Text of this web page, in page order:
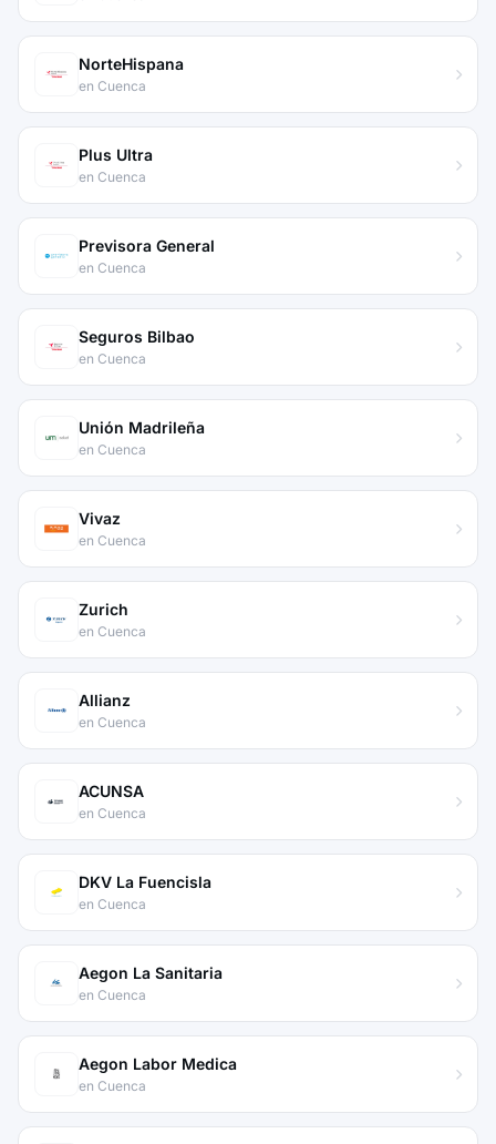
NorteHispana
en Cuenca
Plus Ultra
en Cuenca
Previsora General
en Cuenca
Seguros Bilbao
en Cuenca
Unión Madrileña
en Cuenca
Vivaz
en Cuenca
Zurich
en Cuenca
Allianz
en Cuenca
ACUNSA
en Cuenca
DKV La Fuencisla
en Cuenca
Aegon La Sanitaria
en Cuenca
Aegon Labor Medica
en Cuenca